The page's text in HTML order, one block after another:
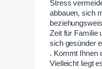
Stress
abbauen, sich
Zeit für Familie
sich gesünder
. Kommt Ihnen
Vielleicht liegt